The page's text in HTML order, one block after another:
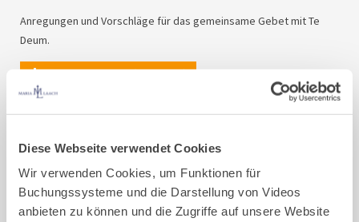
Diese Webseite verwendet Cookies
Wir verwenden Cookies, um Funktionen für
Buchungssysteme und die Darstellung von Videos
anbieten zu können und die Zugriffe auf unsere Website
Anregungen und Vorschläge für das gemeinsame Gebet mit Te
Deum.
Gemeinsam beten (pdf/28 KB)
Te Deum.PLUS.
Eine Übersicht über alle Elemente, die Te Deum neben dem
Stundengebet zu bieten hat.
Plus (pdf/28 KB)